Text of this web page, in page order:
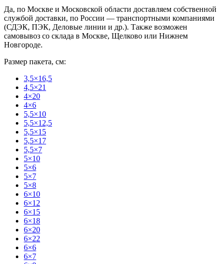
Да, по Москве и Московской области доставляем собственной
службой доставки, по России — транспортными компаниями
(СДЭК, ПЭК, Деловые линии и др.). Также возможен
самовывоз со склада в Москве, Щелково или Нижнем
Новгороде.
Размер пакета, см:
3,5×16,5
4,5×21
4×20
4×6
5,5×10
5,5×12,5
5,5×15
5,5×17
5,5×7
5×10
5×6
5×7
5×8
6×10
6×12
6×15
6×18
6×20
6×22
6×6
6×7